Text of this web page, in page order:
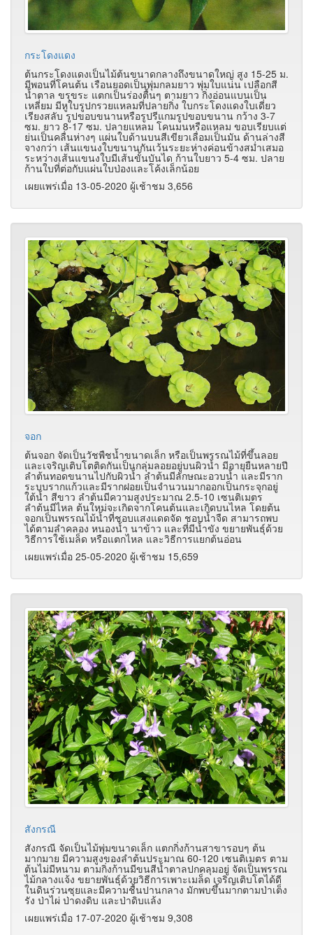
กระโดงแดง
ต้นกระโดงแดงเป็นไม้ต้นขนาดกลางถึงขนาดใหญ่ สูง 15-25 ม.
มีพอนที่โคนต้น เรือนยอดเป็นพุ่มกลมยาว พุ่มใบแน่น เปลือกสี
น้ำตาล ขรุขระ แตกเป็นร่องตื้นๆ ตามยาว กิ่งอ่อนแบนเป็น
เหลี่ยม มีหูใบรูปกรวยแหลมที่ปลายกิ่ง ใบกระโดงแดงใบเดี่ยว
เรียงสลับ รูปขอบขนานหรือรูปรีแกมรูปขอบขนาน กว้าง 3-7
ซม. ยาว 8-17 ซม. ปลายแหลม โคนมนหรือแหลม ขอบเรียบแต่
ย่นเป็นคลื่นห่างๆ แผ่นใบด้านบนสีเขียวเลื่อมเป็นมัน ด้านล่างสี
จางกว่า เส้นแขนงใบขนานกันเว้นระยะห่างค่อนข้างสม่ำเสมอ
ระหว่างเส้นแขนงใบมีเส้นขั้นบันได ก้านใบยาว 5-4 ซม. ปลาย
ก้านใบที่ต่อกับแผ่นใบป่องและโค้งเล็กน้อย
เผยแพร่เมื่อ 13-05-2020 ผู้เช้าชม 3,656
จอก
ต้นจอก จัดเป็นวัชพืชน้ำขนาดเล็ก หรือเป็นพรรณไม้ที่ขึ้นลอย
และเจริญเติบโตติดกันเป็นกลุ่มลอยอยู่บนผิวน้ำ มีอายุยืนหลายปี
ลำต้นทอดขนานไปกับผิวน้ำ ลำต้นมีลักษณะอวบน้ำ และมีราก
ระบบรากแก้วและมีรากฝอยเป็นจำนวนมากออกเป็นกระจุกอยู่
ใต้น้ำ สีขาว ลำต้นมีความสูงประมาณ 2.5-10 เซนติเมตร
ลำต้นมีไหล ต้นใหม่จะเกิดจากโคนต้นและเกิดบนไหล โดยต้น
จอกเป็นพรรณไม้น้ำที่ชอบแสงแดดจัด ชอบน้ำจืด สามารถพบ
ได้ตามลำคลอง หนองน้ำ นาข้าว และที่มีน้ำขัง ขยายพันธุ์ด้วย
วิธีการใช้เมล็ด หรือแตกไหล และวิธีการแยกต้นอ่อน
เผยแพร่เมื่อ 25-05-2020 ผู้เช้าชม 15,659
สังกรณี
สังกรณี จัดเป็นไม้พุ่มขนาดเล็ก แตกกิ่งก้านสาขารอบๆ ต้น
มากมาย มีความสูงของลำต้นประมาณ 60-120 เซนติเมตร ตาม
ต้นไม่มีหนาม ตามกิ่งก้านมีขนสีน้ำตาลปกคลุมอยู่ จัดเป็นพรรณ
ไม้กลางแจ้ง ขยายพันธุ์ด้วยวิธีการเพาะเมล็ด เจริญเติบโตได้ดี
ในดินร่วนซุยและมีความชื้นปานกลาง มักพบขึ้นมากตามป่าเต็ง
รัง ป่าไผ่ ป่าดงดิบ และป่าดิบแล้ง
เผยแพร่เมื่อ 17-07-2020 ผู้เช้าชม 9,308